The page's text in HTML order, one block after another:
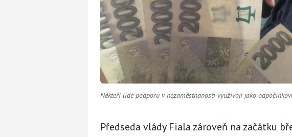
Někteří lidé podporu v nezaměstnanosti využívají jako
Předseda vlády Fiala zároveň na začátku